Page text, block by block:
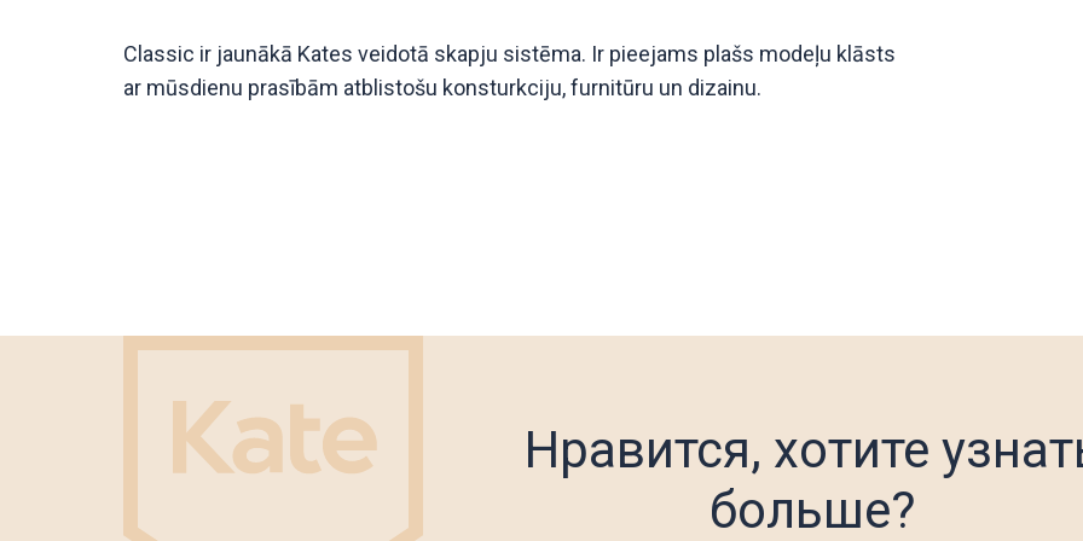
Classic ir jaunākā Kates veidotā skapju sistēma. Ir pieejams plašs modeļu klāsts
ar mūsdienu prasībām atblistošu konsturkciju, furnitūru un dizainu.
Нравится, хотите
больше?